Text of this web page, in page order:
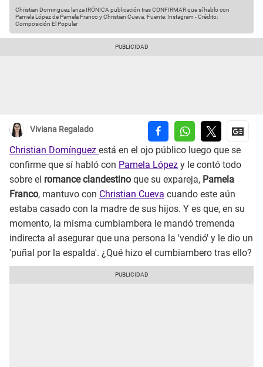
Christian Dominguez lanza IRÓNICA publicación tras CONFIRMAR que sí hablo con
Pamela López de Pamela Franco y Christian Cueva. Fuente: Instagram -Crédito:
Composición El Popular
Viviana Regalado
Christian Domínguez está en el ojo público luego que se
confirme que sí habló con Pamela López y le contó todo
sobre el romance clandestino que su expareja, Pamela
Franco, mantuvo con Christian Cueva cuando este aún
estaba casado con la madre de sus hijos. Y es que, en su
momento, la misma cumbiambera le mandó tremenda
indirecta al asegurar que una persona la 'vendió' y le dio un
'puñal por la espalda'. ¿Qué hizo el cumbiambero tras ello?